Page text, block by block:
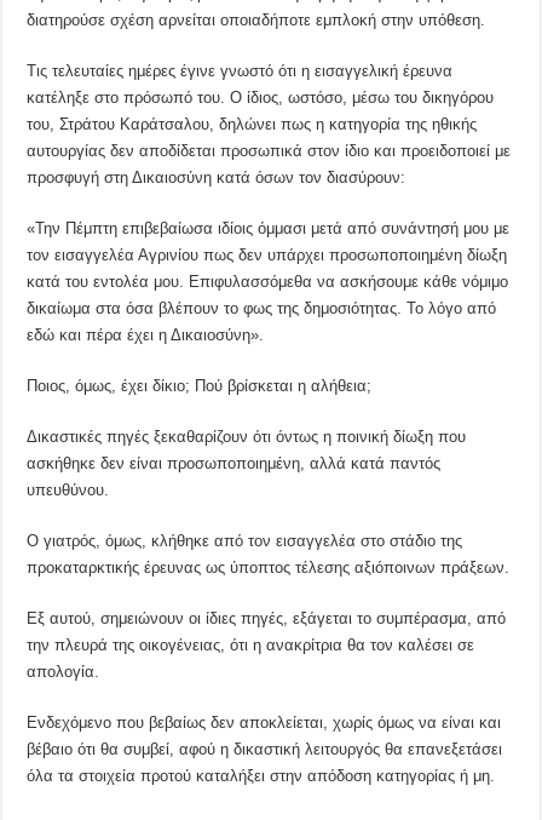
διατηρούσε σχέση αρνείται οποιαδήποτε εμπλοκή στην υπόθεση.
Τις τελευταίες ημέρες έγινε γνωστό ότι η εισαγγελική έρευνα
κατέληξε στο πρόσωπό του. Ο ίδιος, ωστόσο, μέσω του δικηγόρου
του, Στράτου Καράτσαλου, δηλώνει πως η κατηγορία της ηθικής
αυτουργίας δεν αποδίδεται προσωπικά στον ίδιο και προειδοποιεί με
προσφυγή στη Δικαιοσύνη κατά όσων τον διασύρουν:
«Την Πέμπτη επιβεβαίωσα ιδίοις όμμασι μετά από συνάντησή μου με
τον εισαγγελέα Αγρινίου πως δεν υπάρχει προσωποποιημένη δίωξη
κατά του εντολέα μου. Επιφυλασσόμεθα να ασκήσουμε κάθε νόμιμο
δικαίωμα στα όσα βλέπουν το φως της δημοσιότητας. Το λόγο από
εδώ και πέρα έχει η Δικαιοσύνη».
Ποιος, όμως, έχει δίκιο; Πού βρίσκεται η αλήθεια;
Δικαστικές πηγές ξεκαθαρίζουν ότι όντως η ποινική δίωξη που
ασκήθηκε δεν είναι προσωποποιημένη, αλλά κατά παντός
υπευθύνου.
Ο γιατρός, όμως, κλήθηκε από τον εισαγγελέα στο στάδιο της
προκαταρκτικής έρευνας ως ύποπτος τέλεσης αξιόποινων πράξεων.
Εξ αυτού, σημειώνουν οι ίδιες πηγές, εξάγεται το συμπέρασμα, από
την πλευρά της οικογένειας, ότι η ανακρίτρια θα τον καλέσει σε
απολογία.
Ενδεχόμενο που βεβαίως δεν αποκλείεται, χωρίς όμως να είναι και
βέβαιο ότι θα συμβεί, αφού η δικαστική λειτουργός θα επανεξετάσει
όλα τα στοιχεία προτού καταλήξει στην απόδοση κατηγορίας ή μη.